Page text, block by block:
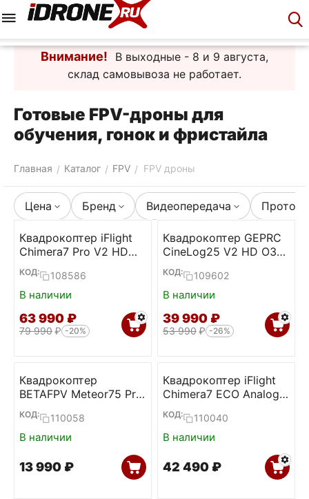
Внимание!
В выходные - 8 и 9 августа,
склад самовывоза не работает.
Готовые FPV-дроны для
обучения, гонок и фристайла
Главная / Каталог / FPV / FPV дроны
Цена Бренд Видеопередача
Квадрокоптер iFlight
Chimera7 Pro V2 HD
O3
КОД: 108586
В наличии
63 990 ₽
79 990₽ -20%
Квадрокоптер GEPRC
CineLog25 V2 HD O3
GPS
КОД: 109602
В наличии
39 990 ₽
53 990₽ -26%
Квадрокоптер
BETAFPV Meteor75 Pro
(ELRS 2.4)
КОД: 110058
В наличии
13 990 ₽
Квадрокоптер iFlight
Chimera7 ECO Analog
1.6W
КОД: 110040
В наличии
42 490 ₽
Корзина